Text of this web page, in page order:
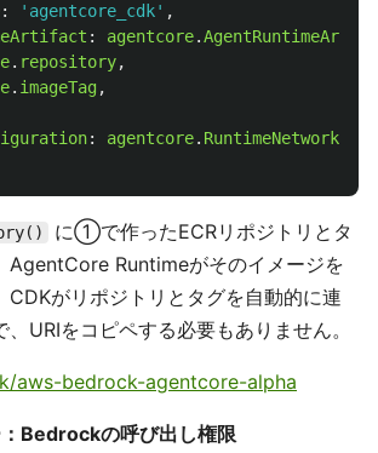
: ' agentcore_cdk' ,
: agentcore.
. repository,
. imageTag,
: agentcore.
に①で作ったECRリポジトリとタ
AgentCore Runtimeがそのイメージを
CDKがリポジトリとタグを自動的に連
URIをコピペする必要もありません。
aws-bedrock-agentcore-alpha
Bedrockの呼び出し権限